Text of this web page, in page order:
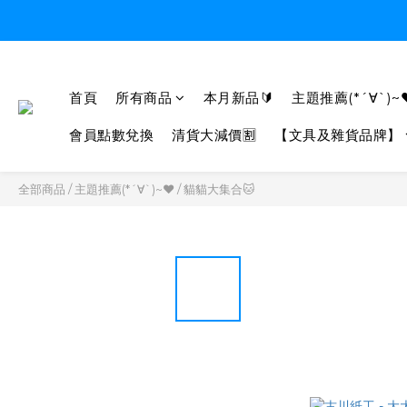
首頁 所有商品 本月新品🔰 主題推薦
會員點數兌換 清貨大減價🈹 【文具及雜貨品牌】
全部商品 /主題推薦(*´∀`)~♥ /貓貓大集合🐱